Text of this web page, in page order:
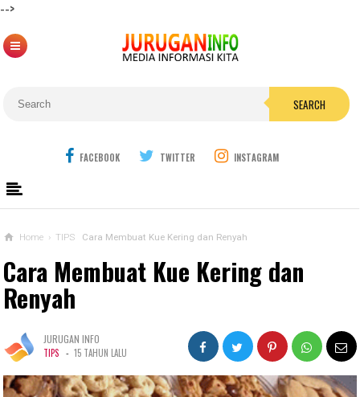
-->
SEARCH
FACEBOOK TWITTER INSTAGRAM
Home › TIPS Cara Membuat Kue Kering dan Renyah
Cara Membuat Kue Kering dan
Renyah
JURUGAN INFO
TIPS - 15 TAHUN LALU